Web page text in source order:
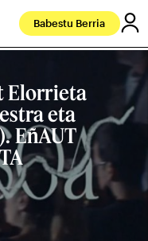
Babestu Berria
Elorrieta
eta
EñAUT